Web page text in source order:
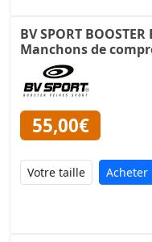
BV SPORT
Manchons de
55,00€
Acheter